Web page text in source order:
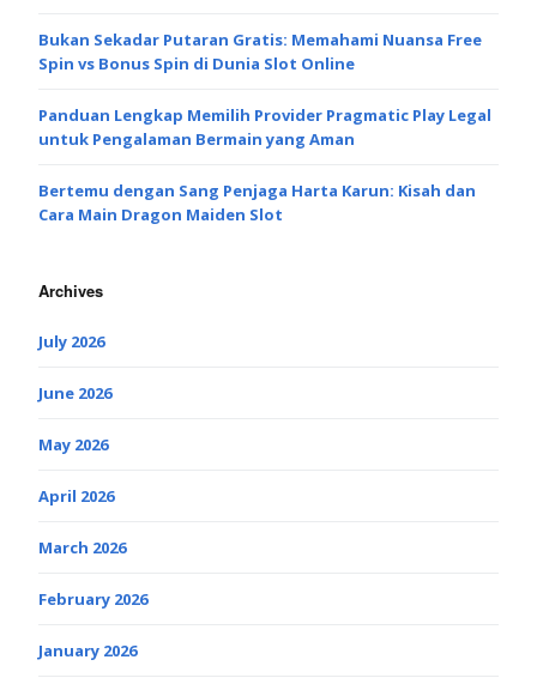
Bukan Sekadar Putaran Gratis: Memahami Nuansa Free
Spin vs Bonus Spin di Dunia Slot Online
Panduan Lengkap Memilih Provider Pragmatic Play Legal
untuk Pengalaman Bermain yang Aman
Bertemu dengan Sang Penjaga Harta Karun: Kisah dan
Cara Main Dragon Maiden Slot
Archives
July 2026
June 2026
May 2026
April 2026
March 2026
February 2026
January 2026